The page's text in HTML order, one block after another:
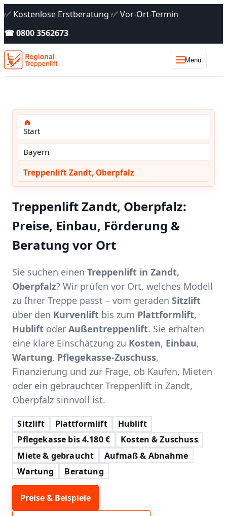
✅ Kostenlose Erstberatung ✅ Vor-Ort-Termin
☎ 0800 3562673
Menü
Start
Bayern
Treppenlift Zandt, Oberpfalz
Treppenlift Zandt, Oberpfalz:
Preise, Einbau, Förderung &
Beratung vor Ort
Sie suchen einen Treppenlift in Zandt,
Oberpfalz? Wir prüfen vor Ort, welches Modell
zu Ihrer Treppe passt – vom geraden Sitzlift
über den Kurvenlift bis zum Plattformlift,
Hublift oder Außentreppenlift. Sie erhalten
eine klare Einschätzung zu Kosten, Einbau,
Wartung, Pflegekasse-Zuschuss,
Finanzierung und zur Frage, ob Kaufen, Mieten
oder ein gebrauchter Treppenlift in Zandt,
Oberpfalz sinnvoll ist.
Sitzlift Plattformlift
Hublift
Pflegekasse bis 4.180 €
Kosten & Zuschuss
Miete & gebraucht
Aufmaß & Abnahme
Wartung
Beratung
Preise & Beispiele